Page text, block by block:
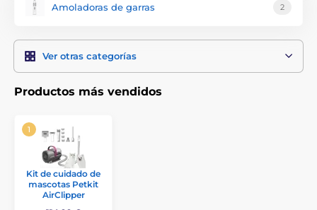
Amoladoras de garras 2
Ver otras categorías
Productos más vendidos
Kit de cuidado de
mascotas Petkit
AirClipper